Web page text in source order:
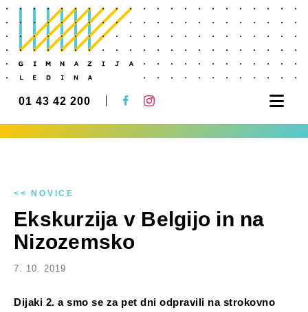
01 43 42 200
<< NOVICE
Ekskurzija v Belgijo in na
Nizozemsko
7. 10. 2019
Dijaki 2. a smo se za pet dni odpravili na strokovno